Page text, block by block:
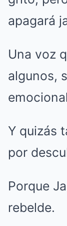
apagará
Una voz
algunos,
Y quizás
por
Porque
rebelde.